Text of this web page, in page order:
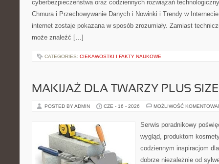
cyberbezpieczeństwa oraz codziennych rozwiązań
Chmura i Przechowywanie Danych i Nowinki i Trendy w
internet zostaje pokazana w sposób zrozumiały. Zamiast
może znaleźć […]
CATEGORIES: CIEKAWOSTKI I FAKTY NAUKOWE
MAKIJAŻ DLA TWARZY PLUS SIZE
POSTED BY ADMIN CZE - 16 - 2026 MOŻLIWOŚĆ
Serwis poradnikowy
wygląd, produktom
codziennym inspiracjom
dobrze niezależnie od